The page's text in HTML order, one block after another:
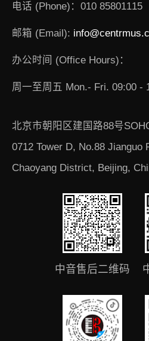
电话 (Phone)：010 85801115
邮箱 (Email):
办公时间 (Office Hours)：
周一至周五 Mon.- Fri. 09:00 -
北京市朝阳区建国路88号
0712 Tower D, No.88 Jianguo
Chaoyang District, Beijing,
中音售后二维码